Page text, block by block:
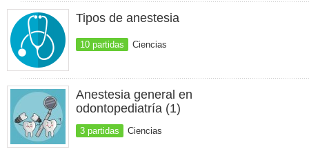
Tipos de anestesia
10 partidas Ciencias
Anestesia general en
odontopediatría (1)
3 partidas Ciencias